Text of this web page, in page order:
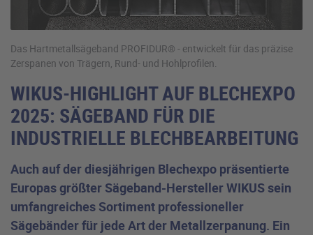
Das Hartmetallsägeband PROFIDUR® - entwickelt für das präzise
Zerspanen von Trägern, Rund- und Hohlprofilen.
WIKUS-HIGHLIGHT AUF BLECHEXPO
2025: SÄGEBAND FÜR DIE
INDUSTRIELLE BLECHBEARBEITUNG
Auch auf der diesjährigen Blechexpo präsentierte
Europas größter Sägeband-Hersteller WIKUS sein
umfangreiches Sortiment professioneller
Sägebänder für jede Art der Metallzerpanung. Ein